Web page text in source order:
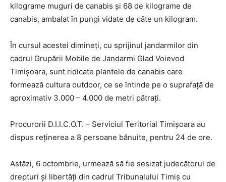
kilograme muguri de canabis și 68 de kilograme de
canabis, ambalat în pungi vidate de câte un kilogram.
În cursul acestei dimineți, cu sprijinul jandarmilor din
cadrul Grupării Mobile de Jandarmi Glad Voievod
Timișoara, sunt ridicate plantele de canabis care
formează cultura outdoor, ce se întinde pe o suprafață de
aproximativ 3.000 – 4.000 de metri pătrați.
Procurorii D.I.I.C.O.T. – Serviciul Teritorial Timișoara au
dispus reținerea a 8 persoane bănuite, pentru 24 de ore.
Astăzi, 6 octombrie, urmează să fie sesizat judecătorul de
drepturi și libertăți din cadrul Tribunalului Timiș cu